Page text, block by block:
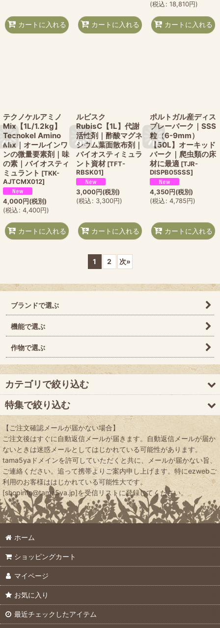
カートに入れる カートに入れる
(税込: 18,810円)
カートに入れる
テクノケルアミノ
Mix【1L/1.2kg】
Tecnokel Amino
Mix｜オールインワ
ンの微量要素剤｜味
の素｜バイオスティ
ミュラント [TKK-
AJTCMX012]
4,000円(税別)
(税込: 4,400円)
カートに入れる
ルビスク
RubisC【1L】代謝
活性剤｜酢酸マグネ
シウム葉面散布剤｜
バイオスティミュラ
ント資材 [TFT-
RBSK01]
3,000円(税別)
(税込: 3,300円)
カートに入れる
ポルトガル産ディス
プレーバーク｜SSS
粒（6-9mm）
【50L】オーキッド
バーク｜爬虫類の床
材に最適 [TJR-
DISPB05SSS]
4,350円(税別)
(税込: 4,785円)
カートに入れる
1 2 次»
ブランドで選ぶ
機能で選ぶ
作物で選ぶ
カテゴリで絞り込む
特殊肥料
微生物資材
堆肥
有機肥料
液体肥料
微量要素
リン酸カリ肥料
特集で絞り込む
特価品・見切り品
送料無料の商品
沖縄県・離島も送料無料
有機JAS適合資材
トマト栽培向き
バラ栽培に向く資材
芝生づくりに向く資材
ブルーベリーに向く資材
【ご注文確認メールが届かない場合】
ご注文後はすぐに自動返信メールが届きます。自動返信メールが届か
ないときは迷惑メールとしてはじかれている可能性があります。
tama5yaドメインを許可していただくと共に、メールが届かない旨、
ご連絡ください。追って携帯よりご案内申し上げます。特にezwebご
利用のお客様ははじかれている可能性大です。
[shopinfo@tama5ya.jp]を受信リストに登録してください。
ホーム
ショッピングカート
マイページ
お気に入り
最近チェックしたアイテム